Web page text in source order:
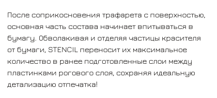
растворами! Будьте внимательнее, и
предварительно размечайте область для
аппликации хирургическим маркером!
В это сложно поверить, но, просто попробуйте, Вы
После соприкосновения трафарета с поверхностью,
основная часть состава начинает впитываться в
бумагу. Обволакивая и отделяя частицы красителя
от бумаги, STENCIL переносит их максимальное
количество в ранее подготовленные слои между
пластинками рогового слоя, сохраняя идеальную
детализацию отпечатка!